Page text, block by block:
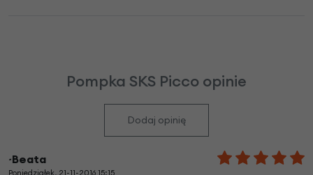
Pompka SKS Picco opinie
Dodaj opinię
~Beata
Poniedziałek, 21-11-2016 15:15